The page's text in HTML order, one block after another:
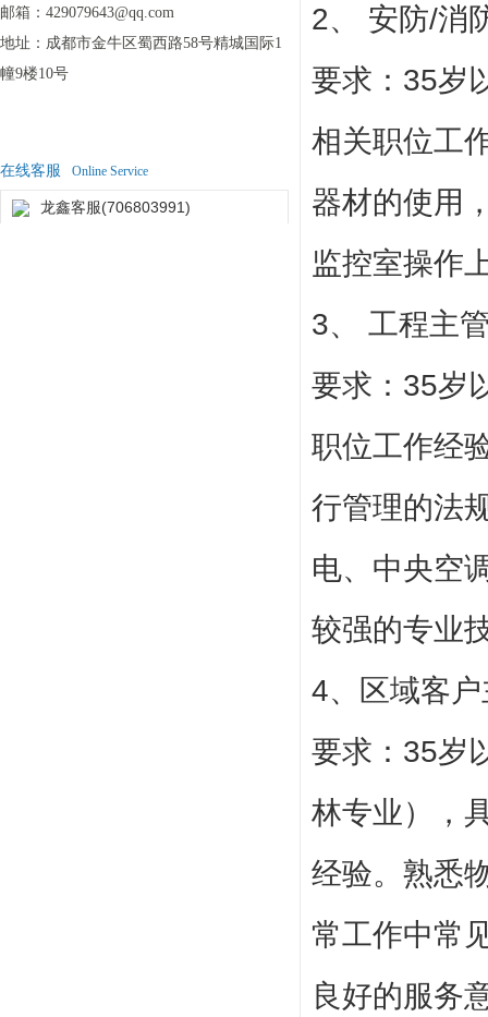
邮箱： 429079643@qq.com
地址： 成都市金牛区蜀西路58号精城国际1
幢9楼10号
在线客服 Online Service
龙鑫客服(706803991)
2、 安防/消
要求：35岁
相关职位工
器材的使用
监控室操作
3、 工程主
要求：35岁
职位工作经
行管理的法
电、中央空
较强的专业
4、区域客
要求：35岁
林专业），
经验。熟悉
常工作中常
良好的服务